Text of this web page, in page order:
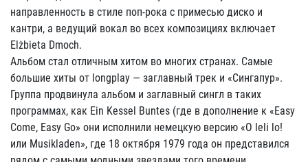
направленность в стиле поп-рока с примесью диско и
кантри, а ведущий вокал во всех композициях включает
Elżbieta Dmoch.
Альбом стал отличным хитом во многих странах. Самые
большие хиты от longplay — заглавный трек и «Сингапур».
Группа продвинула альбом и заглавный сингл в таких
программах, как Ein Kessel Buntes (где в дополнение к «Easy
Come, Easy Go» они исполнили немецкую версию «O leli lo!
или Musikladen», где 18 октября 1979 года он представился